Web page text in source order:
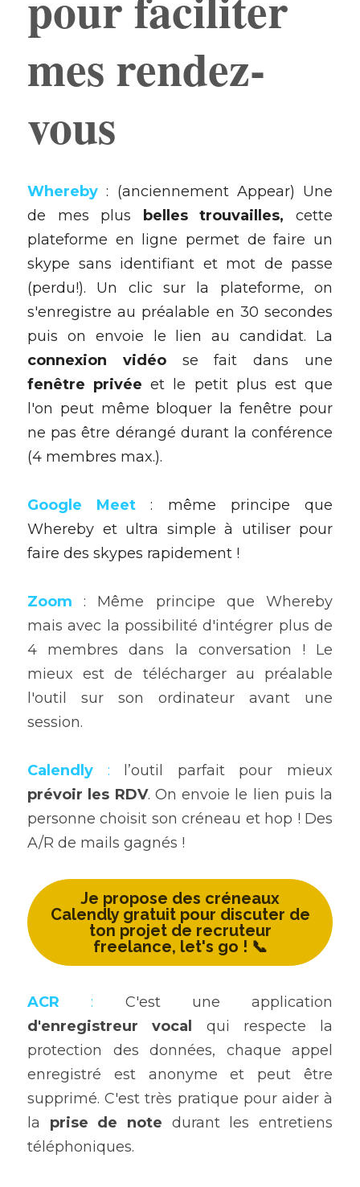
mes rendez-
vous
Whereby : (anciennement Appear) Une
de mes plus
belles trouvailles, cette
plateforme en ligne permet de faire un
skype sans identifiant et mot de passe
(perdu!). Un clic sur la plateforme, on
s'enregistre au préalable en 30 secondes
connexion vidéo
fenêtre privée et le petit plus est que
l'on peut même bloquer la fenêtre pour
ne pas être dérangé durant la conférence
(4 membres max.).
Google Meet : même principe que
Whereby et ultra simple à utiliser pour
faire des skypes rapidement !
Zoom : Même principe que Whereby
mais avec la possibilité d'intégrer plus de
4 membres dans la conversation ! Le
mieux est de télécharger au préalable
l'outil sur son ordinateur avant une
session.
Calendly :
prévoir les RDV. On envoie le lien puis la
personne choisit son créneau et hop ! Des
A/R de mails gagnés !
Je propose des créneaux
Calendly gratuit pour discuter de
ton projet de recruteur
freelance, let's go ! 📞
ACR :
d'enregistreur vocal
qui respecte la
protection des données, chaque appel
enregistré est anonyme et peut être
supprimé. C'est très pratique pour aider à
la prise de note durant les entretiens
téléphoniques.